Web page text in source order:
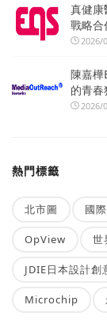
真健康
戰略合
2026/
陳嘉
的青春
2026/
熱門標籤
北市圖 國
OpView 世
JDIE日本設計創
Microchip